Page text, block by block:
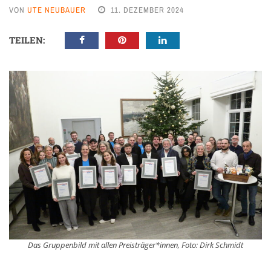
VON UTE NEUBAUER 11. DEZEMBER 2024
TEILEN:
Das Gruppenbild mit allen Preisträger*innen, Foto: Dirk Schmidt